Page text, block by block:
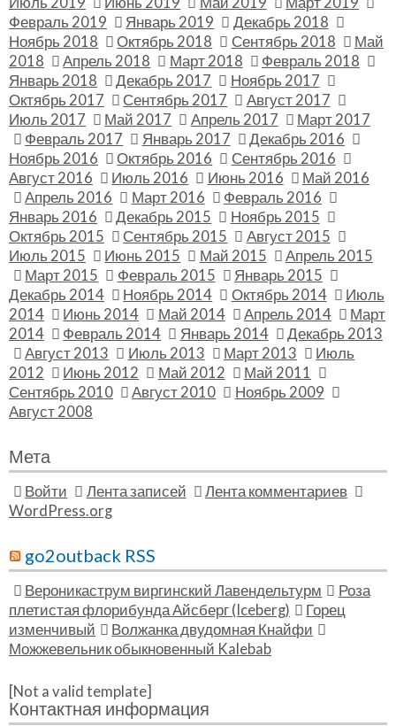
Февраль 2019
Январь 2019
Декабрь 2018
Ноябрь 2018
Октябрь 2018 Сентябрь 2018
Май
2018
Апрель 2018 Март 2018
Февраль 2018
Январь 2018
Декабрь 2017
Ноябрь 2017
Октябрь 2017
Сентябрь 2017
Август 2017
Июль 2017
Май 2017 Апрель 2017
Март 2017
Февраль 2017
Январь 2017
Декабрь 2016
Ноябрь 2016
Октябрь 2016
Сентябрь 2016
Август 2016
Июль 2016 Июнь 2016
Май 2016
Апрель 2016
Март 2016
Февраль 2016
Январь 2016
Декабрь 2015
Ноябрь 2015
Октябрь 2015
Сентябрь 2015
Август 2015
Июль 2015
Июнь 2015 Май 2015
Апрель 2015
Март 2015
Февраль 2015
Январь 2015
Декабрь 2014
Ноябрь 2014 Октябрь 2014
Июль
2014
Июнь 2014 Май 2014 Апрель 2014
Март
2014
Февраль 2014 Январь 2014
Декабрь 2013
Август 2013
Июль 2013 Март 2013
Июль
2012
Июнь 2012 Май 2012
Май 2011
Сентябрь 2010
Август 2010
Ноябрь 2009
Август 2008
Мета
Войти Лента записей
Лента комментариев
WordPress.org
go2outback RSS
Вероникаструм виргинский Лавендельтурм
Роза
плетистая флорибунда Айсберг (Iceberg)
Горец
изменчивый
Волжанка двудомная Кнайфи
Можжевельник обыкновенный Kalebab
[Not a valid template]
Контактная информация